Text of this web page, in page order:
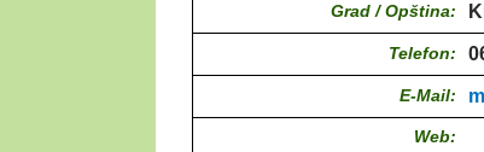
Grad / Opština:
Telefon:
E-Mail:
Web: